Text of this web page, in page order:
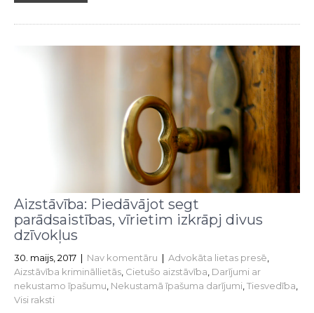
Aizstāvība: Piedāvājot segt
parādsaistības, vīrietim izkrāpj divus
dzīvokļus
30. maijs, 2017 | Nav komentāru | Advokāta lietas presē
Aizstāvība krimināllietās Cietušo aizstāvība Darījumi ar
nekustamo īpašumu Nekustamā īpašuma darījumi Tiesvedība
Visi raksti